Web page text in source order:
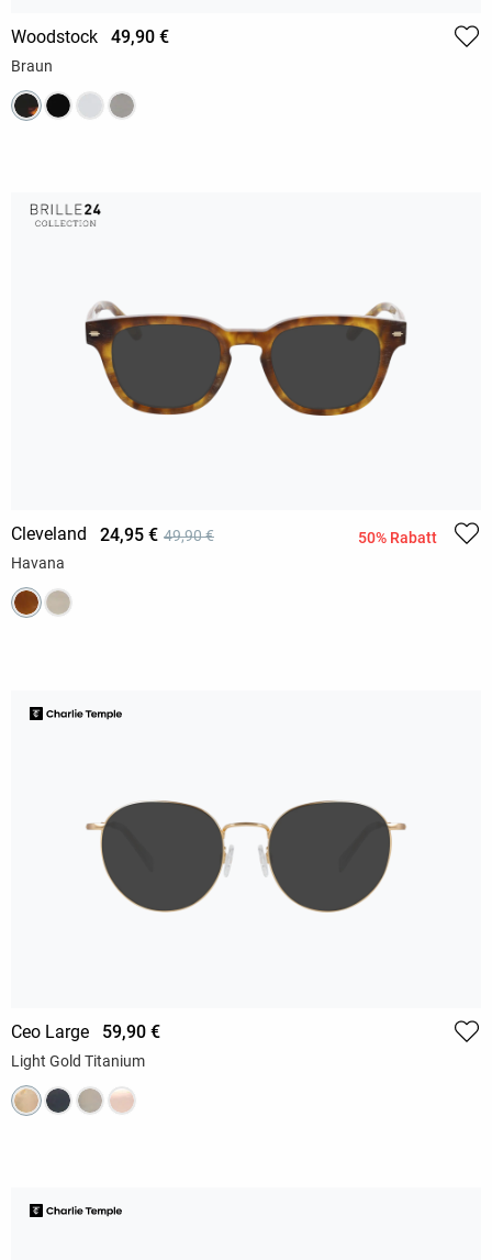
Woodstock 49,90 €
Braun
Cleveland 24,95 € 49,90 €
50% Rabatt
Havana
Ceo Large 59,90 €
Light Gold Titanium